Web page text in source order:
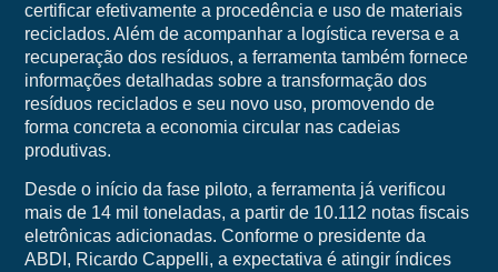
certificar efetivamente a procedência e uso de materiais
reciclados. Além de acompanhar a logística reversa e a
recuperação dos resíduos, a ferramenta também fornece
informações detalhadas sobre a transformação dos
resíduos reciclados e seu novo uso, promovendo de
forma concreta a economia circular nas cadeias
produtivas.
Desde o início da fase piloto, a ferramenta já verificou
mais de 14 mil toneladas, a partir de 10.112 notas fiscais
eletrônicas adicionadas. Conforme o presidente da
ABDI, Ricardo Cappelli, a expectativa é atingir índices